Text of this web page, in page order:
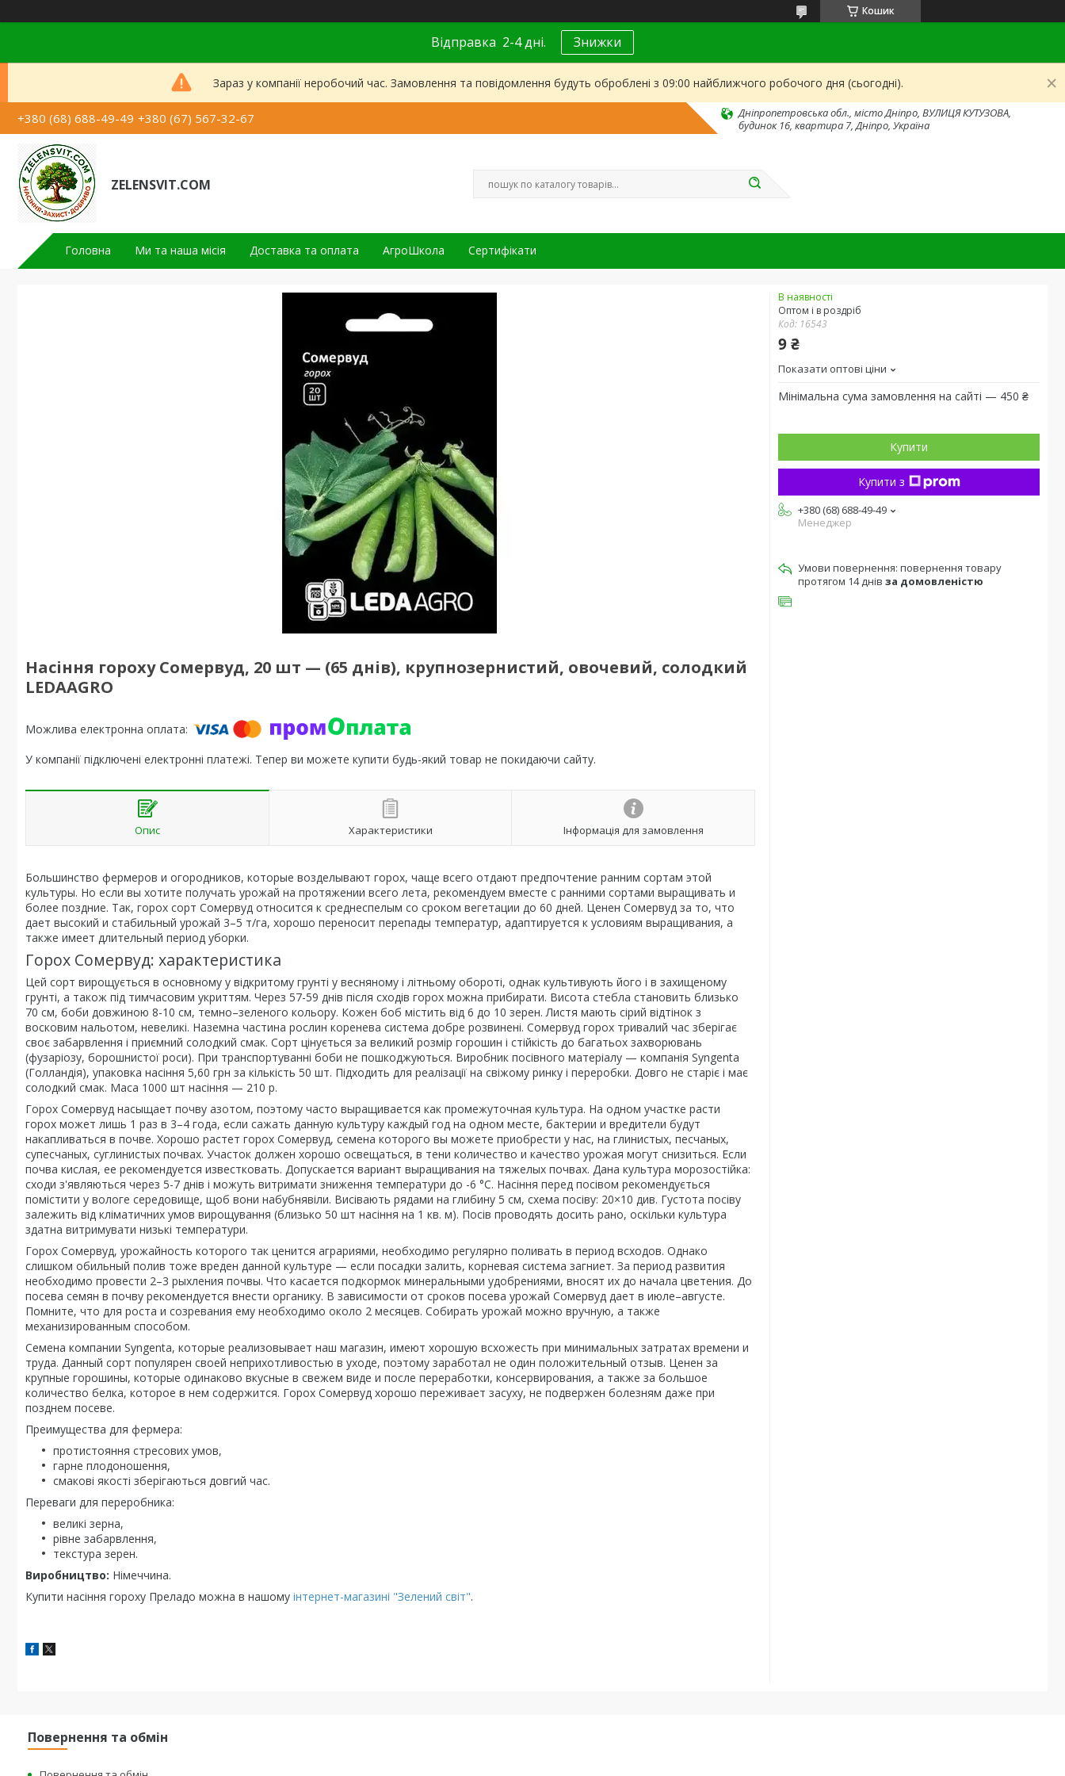
Кошик
Відправка 2-4 дні. Знижки
Зараз у компанії неробочий час. Замовлення та повідомлення будуть оброблені з 09:00 найближчого робочого дня (сьогодні).
+380 (68) 688-49-49 +380 (67) 567-32-67
Дніпропетровська обл., місто Дніпро, ВУЛИЦЯ КУТУЗОВА,
будинок 16, квартира 7, Дніпро, Україна
ZELENSVIT.COM
Головна Ми та наша місія Доставка та оплата АгроШкола Сертифікати
Насіння гороху Сомервуд, 20 шт — (65 днів), крупнозернистий, овочевий, солодкий
LEDAAGRO
У компанії підключені електронні платежі. Тепер ви можете купити будь-який товар не покидаючи сайту.
Опис Характеристики Інформація для замовлення
Большинство фермеров и огородников, которые возделывают горох, чаще всего отдают предпочтение ранним сортам этой
культуры. Но если вы хотите получать урожай на протяжении всего лета, рекомендуем вместе с ранними сортами выращивать и
более поздние. Так, горох сорт Сомервуд относится к среднеспелым со сроком вегетации до 60 дней. Ценен Сомервуд за то, что
дает высокий и стабильный урожай 3–5 т/га, хорошо переносит перепады температур, адаптируется к условиям выращивания, а
также имеет длительный период уборки.
Горох Сомервуд: характеристика
Цей сорт вирощується в основному у відкритому грунті у весняному і літньому обороті, однак культивують його і в захищеному
грунті, а також під тимчасовим укриттям. Через 57-59 днів після сходів горох можна прибирати. Висота стебла становить близько
70 см, боби довжиною 8-10 см, темно–зеленого кольору. Кожен боб містить від 6 до 10 зерен. Листя мають сірий відтінок з
восковим нальотом, невеликі. Наземна частина рослин коренева система добре розвинені. Сомервуд горох тривалий час зберігає
своє забарвлення і приємний солодкий смак. Сорт цінується за великий розмір горошин і стійкість до багатьох захворювань
(фузаріозу, борошнистої роси). При транспортуванні боби не пошкоджуються. Виробник посівного матеріалу — компанія Syngenta
(Голландія), упаковка насіння 5,60 грн за кількість 50 шт. Підходить для реалізації на свіжому ринку і переробки. Довго не старіє і має
солодкий смак. Маса 1000 шт насіння — 210 р.
Горох Сомервуд насыщает почву азотом, поэтому часто выращивается как промежуточная культура. На одном участке расти
горох может лишь 1 раз в 3–4 года, если сажать данную культуру каждый год на одном месте, бактерии и вредители будут
накапливаться в почве. Хорошо растет горох Сомервуд, семена которого вы можете приобрести у нас, на глинистых, песчаных,
супесчаных, суглинистых почвах. Участок должен хорошо освещаться, в тени количество и качество урожая могут снизиться. Если
почва кислая, ее рекомендуется известковать. Допускается вариант выращивания на тяжелых почвах. Дана культура морозостійка:
сходи з'являються через 5-7 днів і можуть витримати зниження температури до -6 °С. Насіння перед посівом рекомендується
помістити у вологе середовище, щоб вони набубнявіли. Висівають рядами на глибину 5 см, схема посіву: 20×10 див. Густота посіву
залежить від кліматичних умов вирощування (близько 50 шт насіння на 1 кв. м). Посів проводять досить рано, оскільки культура
здатна витримувати низькі температури.
Горох Сомервуд, урожайность которого так ценится аграриями, необходимо регулярно поливать в период всходов. Однако
слишком обильный полив тоже вреден данной культуре — если посадки залить, корневая система загниет. За период развития
необходимо провести 2–3 рыхления почвы. Что касается подкормок минеральными удобрениями, вносят их до начала цветения. До
посева семян в почву рекомендуется внести органику. В зависимости от сроков посева урожай Сомервуд дает в июле–августе.
Помните, что для роста и созревания ему необходимо около 2 месяцев. Собирать урожай можно вручную, а также
механизированным способом.
Семена компании Syngenta, которые реализовывает наш магазин, имеют хорошую всхожесть при минимальных затратах времени и
труда. Данный сорт популярен своей неприхотливостью в уходе, поэтому заработал не один положительный отзыв. Ценен за
крупные горошины, которые одинаково вкусные в свежем виде и после переработки, консервирования, а также за большое
количество белка, которое в нем содержится. Горох Сомервуд хорошо переживает засуху, не подвержен болезням даже при
позднем посеве.
Преимущества для фермера:
протистояння стресових умов,
гарне плодоношення,
смакові якості зберігаються довгий час.
Переваги для переробника:
великі зерна,
рівне забарвлення,
текстура зерен.
Виробництво: Німеччина.
Купити насіння гороху Преладо можна в нашому інтернет-магазині "Зелений світ".
В наявності
Оптом і в роздріб
Код: 16543
9 ₴
Показати оптові ціни
Мінімальна сума замовлення на сайті — 450 ₴
Купити
Купити з
+380 (68) 688-49-49
Менеджер
повернення товару
протягом 14 днів за домовленістю
Повернення та обмін